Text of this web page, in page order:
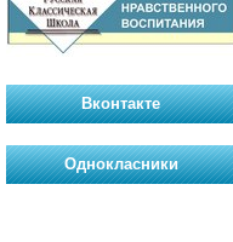
Вконтакте
Однокласники